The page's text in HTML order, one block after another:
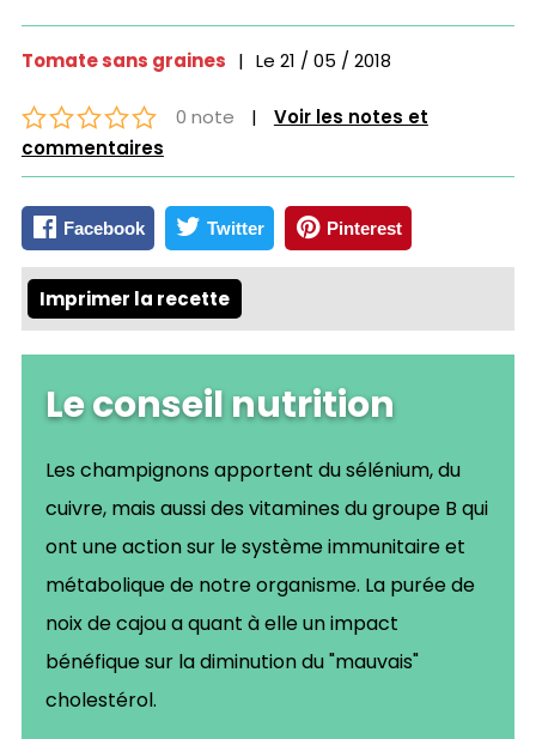
Tomate sans graines | Le 21 / 05 / 2018
0 note |
Voir les notes et
commentaires
Facebook Twitter Pinterest
Imprimer la recette
Le conseil nutrition
Les champignons apportent du sélénium, du
cuivre, mais aussi des vitamines du groupe B qui
ont une action sur le système immunitaire et
métabolique de notre organisme. La purée de
noix de cajou a quant à elle un impact
bénéfique sur la diminution du "mauvais"
cholestérol.